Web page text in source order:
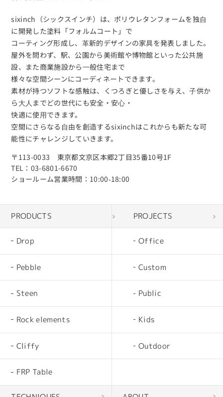
sixinch（シックスインチ）は、 ポリウレタンフォームを独⾃
に開発した塗料「フォルムコート」で
コーティング形成し、⾰新的デザインの家具を発表しました。
屋外を問わず、駅、公園から美術館や博物館といった公共施
設、また商業施設から⼀般住宅まで
様々な空間シーンにコーディネートできます。
素材が持つソフトな感触は、くつろぎと優しさを与え、⼦供か
ら⼤⼈までどの世代にも安全・安⼼・
快適に使⽤できます。
空間にさらなる⾃由を創造するsixinchはこれからも新たな可
能性にチャレンジしていきます。
〒113-0033 東京都文京区本郷2丁目35番10号1F
TEL：03-6801-6670
ショールーム営業時間：10:00‐18:00
PRODUCTS
Drop
Pebble
Steen
Rock elements
Cliffy
FRP Table
PROJECTS
Office
Custom
Public
Kids
Outdoor